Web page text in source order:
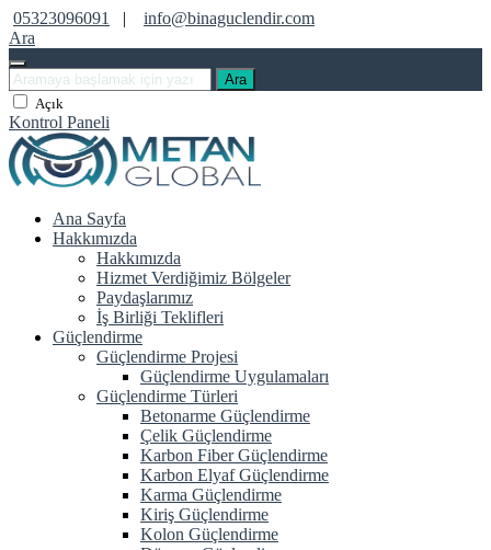
05323096091 |
info@binaguclendir.com
Ara
Ara
Açık
Kontrol Paneli
Ana Sayfa
Hakkımızda
Hakkımızda
Hizmet Verdiğimiz Bölgeler
Paydaşlarımız
İş Birliği Teklifleri
Güçlendirme
Güçlendirme Projesi
Güçlendirme Uygulamaları
Güçlendirme Türleri
Betonarme Güçlendirme
Çelik Güçlendirme
Karbon Fiber Güçlendirme
Karbon Elyaf Güçlendirme
Karma Güçlendirme
Kiriş Güçlendirme
Kolon Güçlendirme